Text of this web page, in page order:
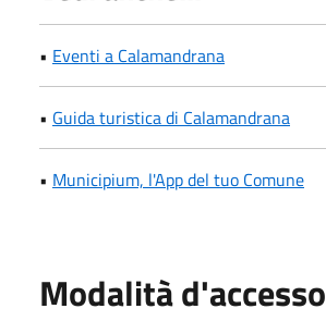
• Eventi a Calamandrana
• Guida turistica di Calamandrana
• Municipium, l'App del tuo Comune
Modalità d'accesso